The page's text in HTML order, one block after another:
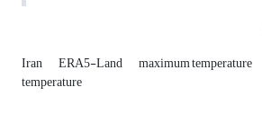
Iran ERA5-Land maximum temperature
temperature